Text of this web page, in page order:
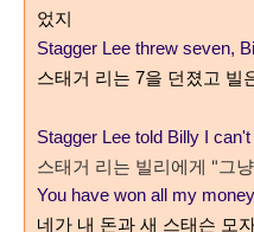
었지
Stagger Lee threw seven,
스태거 리는 7을 던졌고 빌
Stagger Lee told Billy I
스태거 리는 빌리에게 "그
You have won all my
네가 내 돈과 새 스태슨 모